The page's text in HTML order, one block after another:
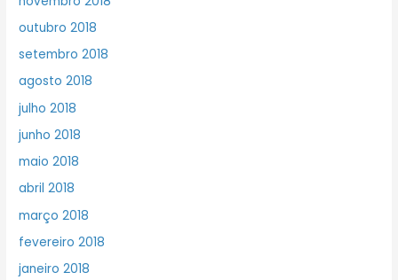
outubro 2018
setembro 2018
agosto 2018
julho 2018
junho 2018
maio 2018
abril 2018
março 2018
fevereiro 2018
janeiro 2018